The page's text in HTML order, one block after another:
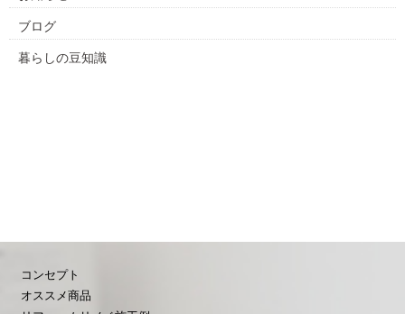
ブログ
暮らしの豆知識
コンセプト
オススメ商品